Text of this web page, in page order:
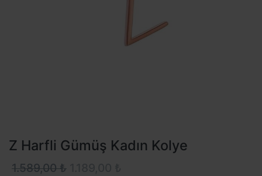
Z Harfli Gümüş Kadın Kolye
1.589,00 ₺